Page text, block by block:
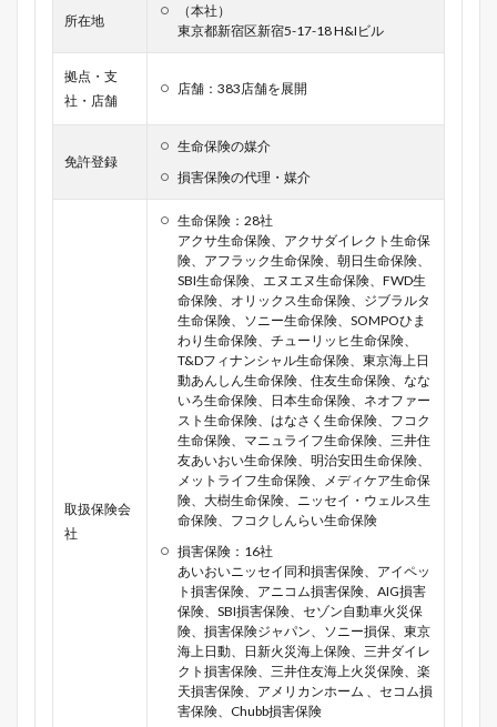
所在地
（本社）
東京都新宿区新宿5-17-18 H&Iビル
拠点・支
社・店舗
店舗：383店舗を展開
免許登録
生命保険の媒介
損害保険の代理・媒介
取扱保険会
社
生命保険：28社
アクサ生命保険、アクサダイレクト生命保
険、アフラック生命保険、朝日生命保険、
SBI生命保険、エヌエヌ生命保険、FWD生
命保険、オリックス生命保険、ジブラルタ
生命保険、ソニー生命保険、SOMPOひま
わり生命保険、チューリッヒ生命保険、
T&Dフィナンシャル生命保険、東京海上日
動あんしん生命保険、住友生命保険、なな
いろ生命保険、日本生命保険、ネオファー
スト生命保険、はなさく生命保険、フコク
生命保険、マニュライフ生命保険、三井住
友あいおい生命保険、明治安田生命保険、
メットライフ生命保険、メディケア生命保
険、大樹生命保険、ニッセイ・ウェルス生
命保険、フコクしんらい生命保険
損害保険：16社
あいおいニッセイ同和損害保険、アイペッ
ト損害保険、アニコム損害保険、AIG損害
保険、SBI損害保険、セゾン自動車火災保
険、損害保険ジャパン、ソニー損保、東京
海上日動、日新火災海上保険、三井ダイレ
クト損害保険、三井住友海上火災保険、楽
天損害保険、アメリカンホーム 、セコム損
害保険、Chubb損害保険